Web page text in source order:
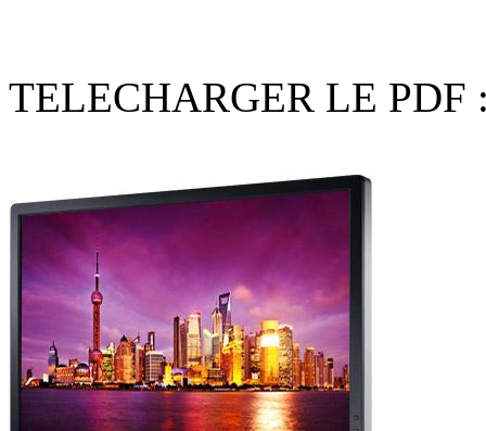
TELECHARGER LE PDF